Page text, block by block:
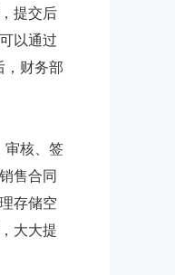
提交后
以通过
，财务部
审核、签
售合同
存储空
大大提